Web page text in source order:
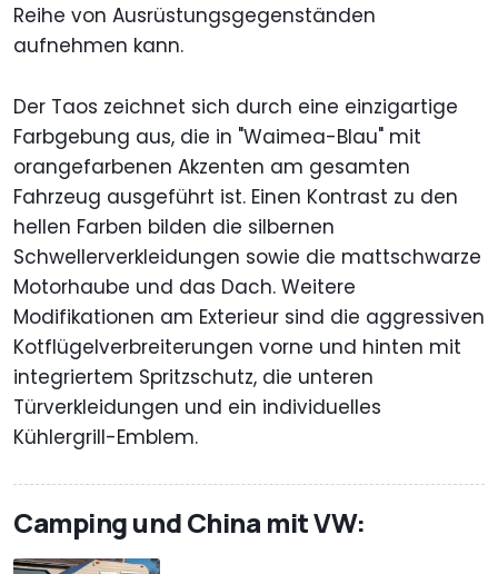
Reihe von Ausrüstungsgegenständen
aufnehmen kann.
Der Taos zeichnet sich durch eine einzigartige
Farbgebung aus, die in "Waimea-Blau" mit
orangefarbenen Akzenten am gesamten
Fahrzeug ausgeführt ist. Einen Kontrast zu den
hellen Farben bilden die silbernen
Schwellerverkleidungen sowie die mattschwarze
Motorhaube und das Dach. Weitere
Modifikationen am Exterieur sind die aggressiven
Kotflügelverbreiterungen vorne und hinten mit
integriertem Spritzschutz, die unteren
Türverkleidungen und ein individuelles
Kühlergrill-Emblem.
Camping und China mit VW: